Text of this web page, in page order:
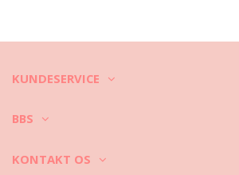
KUNDESERVICE
BBS
KONTAKT OS